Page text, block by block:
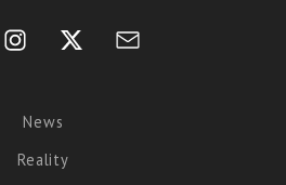
News
Reality